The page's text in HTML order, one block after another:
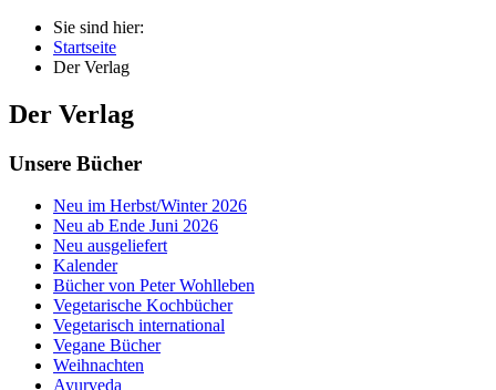
Sie sind hier:
Startseite
Der Verlag
Der Verlag
Unsere Bücher
Neu im Herbst/Winter 2026
Neu ab Ende Juni 2026
Neu ausgeliefert
Kalender
Bücher von Peter Wohlleben
Vegetarische Kochbücher
Vegetarisch international
Vegane Bücher
Weihnachten
Ayurveda